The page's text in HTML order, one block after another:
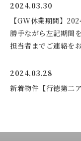
2024.03.30
【GW休業期間】
勝手ながら左記期間
担当者までご連絡を
2024.03.28
新着物件【行徳第二